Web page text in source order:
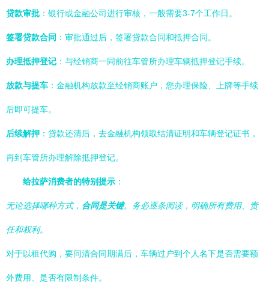
贷款审批 ：银行或金融公司进行审核，一般需要3-7个工作日。
签署贷款合同 ：审批通过后，签署贷款合同和抵押合同。
办理抵押登记 ：与经销商一同前往车管所办理车辆抵押登记手续。
放款与提车 ：金融机构放款至经销商账户，您办理保险、上牌等手续
后即可提车。
后续解押 ：贷款还清后，去金融机构领取结清证明和车辆登记证书，
再到车管所办理解除抵押登记。
给拉萨消费者的特别提示 ：
无论选择哪种方式， 合同是关键。务必逐条阅读，明确所有费用、责
任和权利。
对于以租代购，要问清合同期满后，车辆过户到个人名下是否需要额
外费用、是否有限制条件。